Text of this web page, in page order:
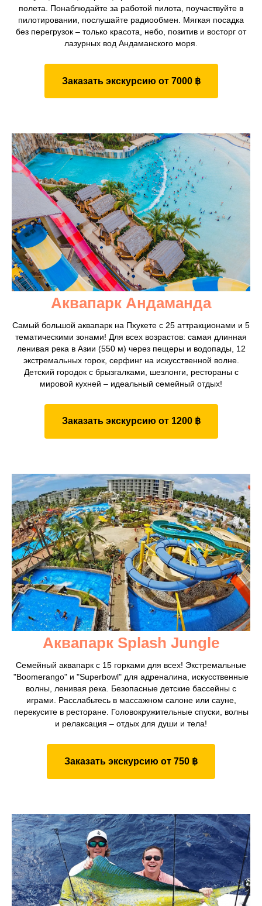
полета. Понаблюдайте за работой пилота, поучаствуйте в
пилотировании, послушайте радиообмен. Мягкая посадка
без перегрузок – только красота, небо, позитив и восторг от
лазурных вод Андаманского моря.
Заказать экскурсию от 7000 ฿
Аквапарк Андаманда
Самый большой аквапарк на Пхукете с 25 аттракционами и 5
тематическими зонами! Для всех возрастов: самая длинная
ленивая река в Азии (550 м) через пещеры и водопады, 12
экстремальных горок, серфинг на искусственной волне.
Детский городок с брызгалками, шезлонги, рестораны с
мировой кухней – идеальный семейный отдых!
Заказать экскурсию от 1200 ฿
Аквапарк Splash Jungle
Семейный аквапарк с 15 горками для всех! Экстремальные
"Boomerango" и "Superbowl" для адреналина, искусственные
волны, ленивая река. Безопасные детские бассейны с
играми. Расслабьтесь в массажном салоне или сауне,
перекусите в ресторане. Головокружительные спуски, волны
и релаксация – отдых для души и тела!
Заказать экскурсию от 750 ฿